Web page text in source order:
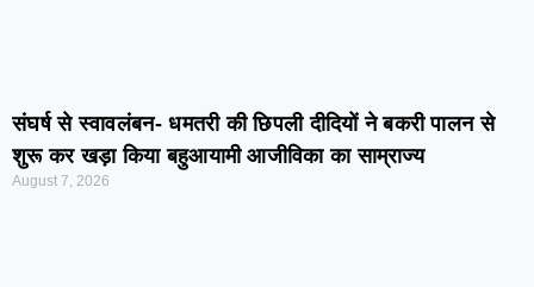
संघर्ष से स्वावलंबन- धमतरी की छिपली दीदियों ने बकरी पालन से
शुरू कर खड़ा किया बहुआयामी आजीविका का साम्राज्य
August 7, 2026